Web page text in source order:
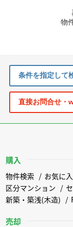
物
条件を指定して
直接お問合せ・
購入
物件検索 お気に
区分マンション
新築・築浅(木造)
売却